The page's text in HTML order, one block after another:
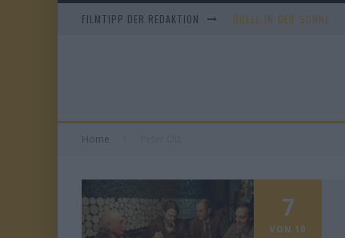
FILMTIPP DER REDAKTION DUELL IN DER SONNE
Home
7
VON 10